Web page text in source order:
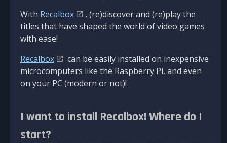
With Recalbox
, (re)discover and (re)play the
titles that have shaped the world of video games
with ease!
Recalbox
can be easily installed on inexpensive
microcomputers like the Raspberry Pi, and even
on your PC (modern or not)!
I want to install Recalbox! Where do I
start?